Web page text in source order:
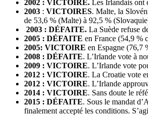
2002 : VICTOIRE. Les Irlandais ont
2003 : VICTOIRES. Malte, la
de 53,6 % (Malte) à 92,5 %
2003 : DÉFAITE. La Suède refuse
2005 : DÉFAITE en France (54,9 %
2005: VICTOIRE en Espagne (76,7
2008 : DÉFAITE. L’Irlande vote à
2009 : VICTOIRE. L’Irlande vote
2012 : VICTOIRE. La Croatie vote
2012 : VICTOIRE. L’Irlande
2014 : VICTOIRE. Sans doute le
2015 : DÉFAITE. Sous le mandat
finalement accepté les conditions.